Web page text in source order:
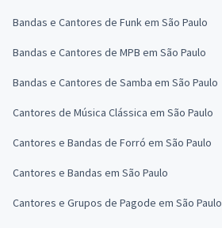
Bandas e Cantores de Funk em São Paulo
Bandas e Cantores de MPB em São Paulo
Bandas e Cantores de Samba em São Paulo
Cantores de Música Clássica em São Paulo
Cantores e Bandas de Forró em São Paulo
Cantores e Bandas em São Paulo
Cantores e Grupos de Pagode em São Paulo